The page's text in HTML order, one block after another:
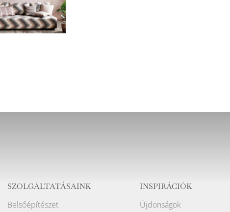
SZOLGÁLTATÁSAINK
Belsőépítészet
INSPIRÁCIÓK
Újdonságok